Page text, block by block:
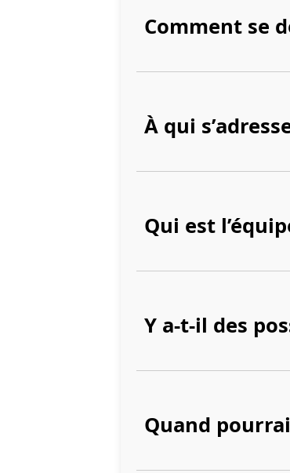
Comment se
À qui
Qui est
Y a-t-il des
Quand